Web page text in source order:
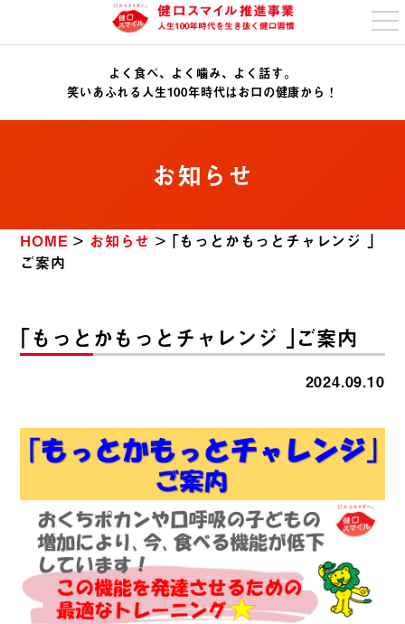
t
o
g
よく食べ、よく噛み、よく話す。
笑いあふれる人生100年時代はお口の健康から！
お知らせ
HOME > お知らせ > ｢もっとかもっとチャレンジ ｣
ご案内
｢もっとかもっとチャレンジ ｣ご案内
2024.09.10